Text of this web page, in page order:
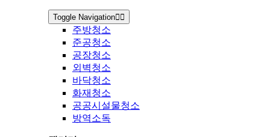
Toggle Navigation
주방청소
준공청소
공장청소
외벽청소
바닥청소
화재청소
공공시설물청소
방역소독